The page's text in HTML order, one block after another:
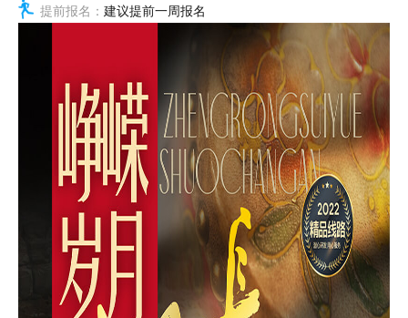
提前报名： 建议提前一周报名